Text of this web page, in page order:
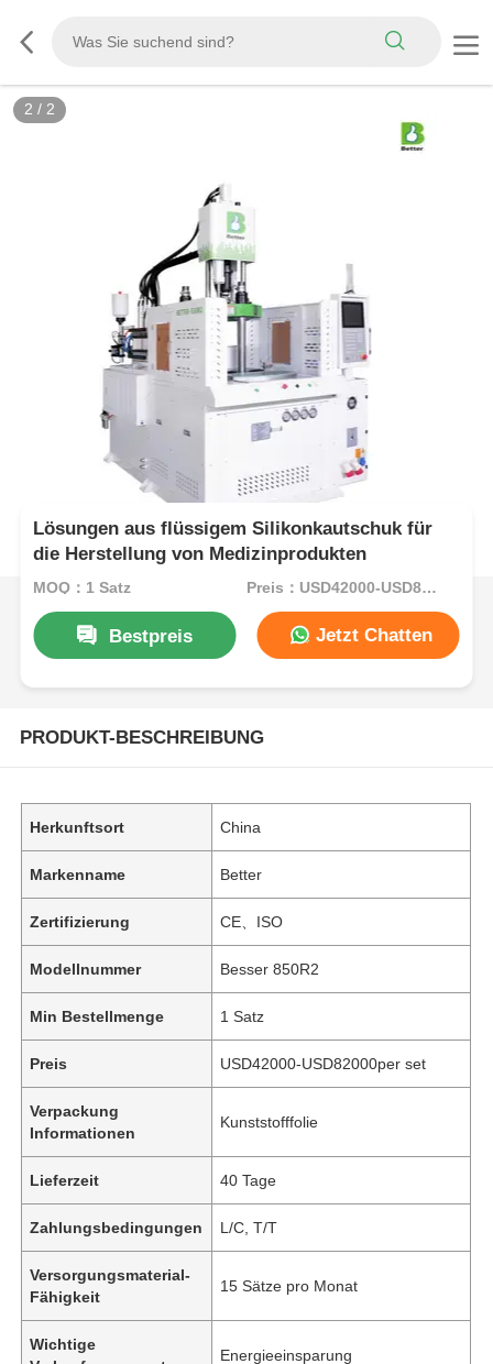
2 / 2
Lösungen aus flüssigem Silikonkautschuk für
die Herstellung von Medizinprodukten
MOQ：1 Satz Preis：USD42000-USD82000per set
Bestpreis Jetzt Chatten
PRODUKT-BESCHREIBUNG
Herkunftsort China
Markenname Better
Zertifizierung CE、ISO
Modellnummer Besser 850R2
Min Bestellmenge 1 Satz
Preis USD42000-USD82000per set
Verpackung
Informationen
Kunststofffolie
Lieferzeit 40 Tage
Zahlungsbedingungen L/C, T/T
Versorgungsmaterial-
Fähigkeit
15 Sätze pro Monat
Wichtige
Energieeinsparung